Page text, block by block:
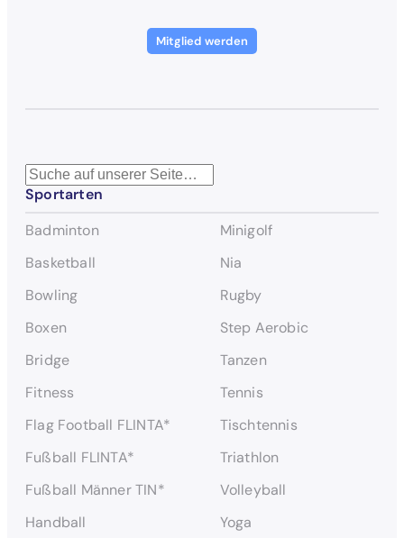
Mitglied werden
S
u
h
e
Sportarten
Badminton
Basketball
Bowling
Boxen
Bridge
Fitness
Flag Football FLINTA*
Fußball FLINTA*
Fußball Männer TIN*
Handball
Minigolf
Nia
Rugby
Step Aerobic
Tanzen
Tennis
Tischtennis
Triathlon
Volleyball
Yoga